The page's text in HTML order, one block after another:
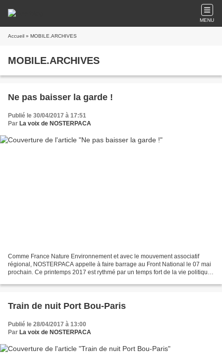
MENU
Accueil » MOBILE.ARCHIVES
MOBILE.ARCHIVES
Ne pas baisser la garde !
Publié le 30/04/2017 à 17:51
Par La voix de NOSTERPACA
Comme France Nature Environnement et avec le mouvement associatif
régional, NOSTERPACA appelle à faire barrage au Front National le 07 mai
prochain. Ce printemps 2017 est rythmé par un temps fort de la vie politique :
Train de nuit Port Bou-Paris
Publié le 28/04/2017 à 13:00
Par La voix de NOSTERPACA